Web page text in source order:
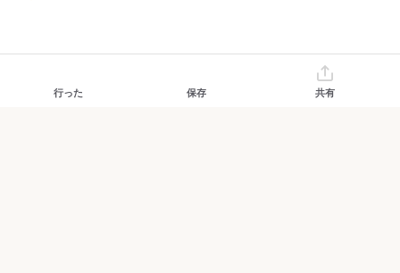
行った 保存 共有